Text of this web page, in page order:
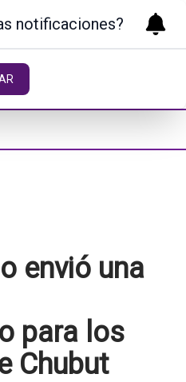
envió una
para los
Chubut
notificaciones?